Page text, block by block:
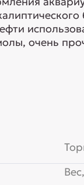
очень